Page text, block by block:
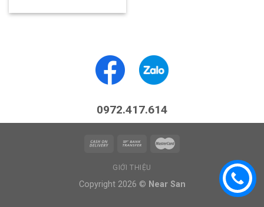
0972.417.614
GIỚI THIỆU
Copyright 2026 © Near San